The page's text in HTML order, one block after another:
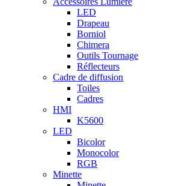
LED
Drapeau
Borniol
Chimera
Outils Tournage
Réflecteurs
Cadre de diffusion
Toiles
Cadres
HMI
K5600
LED
Bicolor
Monocolor
RGB
Minette